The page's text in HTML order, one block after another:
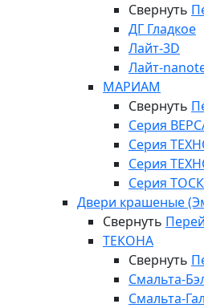
Свернуть
ДГ Гладкое
Лайт-3D
Лайт-
МАРИАМ
Свернуть
Серия
Серия
Серия
Серия
Двери крашеные
Свернуть
ТЕКОНА
Свернуть
Смальта-
Смальта-